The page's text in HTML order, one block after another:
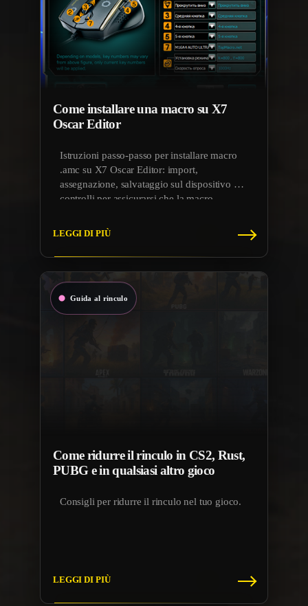
Come installare una macro su X7
Oscar Editor
Istruzioni passo-passo per installare macro
.amc su X7 Oscar Editor: import,
assegnazione, salvataggio sul dispositivo e
controlli per assicurarsi che la macro
LEGGI DI PIÙ
Come ridurre il rinculo in CS2, Rust,
PUBG e in qualsiasi altro gioco
Consigli per ridurre il rinculo nel tuo gioco.
LEGGI DI PIÙ